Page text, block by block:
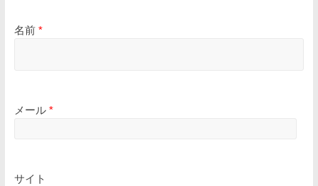
名前 *
メール *
サイト